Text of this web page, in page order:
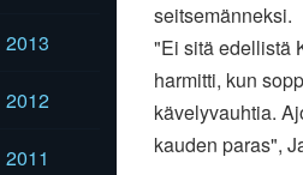
2013
2012
2011
seitsemänneksi.
"Ei sitä edellistä
harmitti, kun
kävelyvauhtia.
kauden paras",